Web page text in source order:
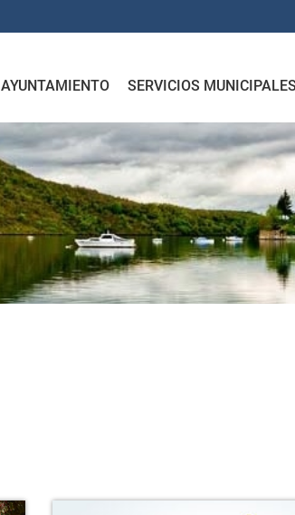
AYUNTAMIENTO SERVICIOS MUNICIPALES